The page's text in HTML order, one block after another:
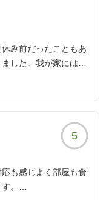
み前だったこともあ
した。我が家には1
な部屋があったので
めの男の子がいたこ
程度)がいるので
いくらいの子が夕方
連れでしたが、長女
たちを気にしながら
つろげませんでし
5
も感じよく部屋も食
。